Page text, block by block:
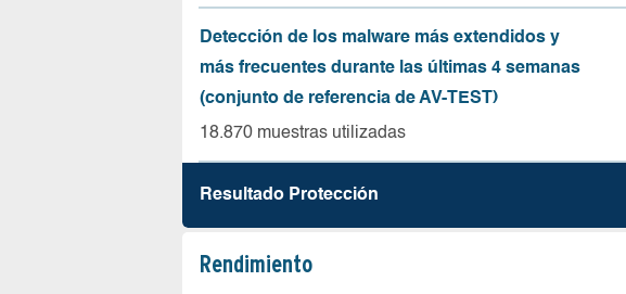
Detección de los malware más extendidos y
más frecuentes durante las últimas 4 semanas
(conjunto de referencia de AV-TEST)
18.870 muestras utilizadas
Resultado Protección
Rendimiento